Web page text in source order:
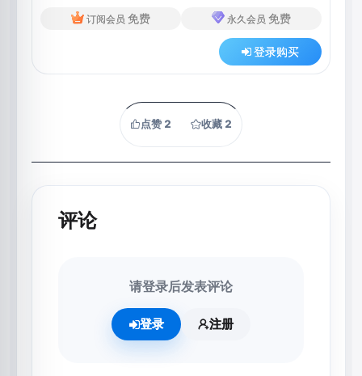
订阅会员 免费 永久会员 免费
登录购买
点赞 2 收藏 2
评论
请登录后发表评论
登录 注册